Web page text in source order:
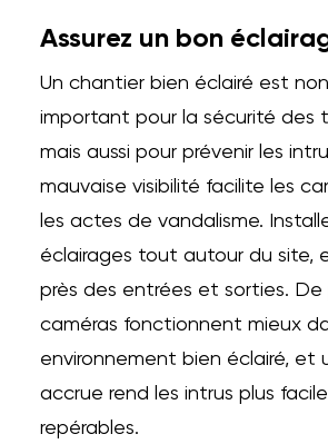
Assurez un bon
Un chantier bien éclairé est
important pour la sécurité des
mais aussi pour prévenir les
mauvaise visibilité facilite les
les actes de vandalisme.
éclairages tout autour du site,
près des entrées et sorties. De
caméras fonctionnent mieux
environnement bien éclairé, et
accrue rend les intrus plus
repérables.